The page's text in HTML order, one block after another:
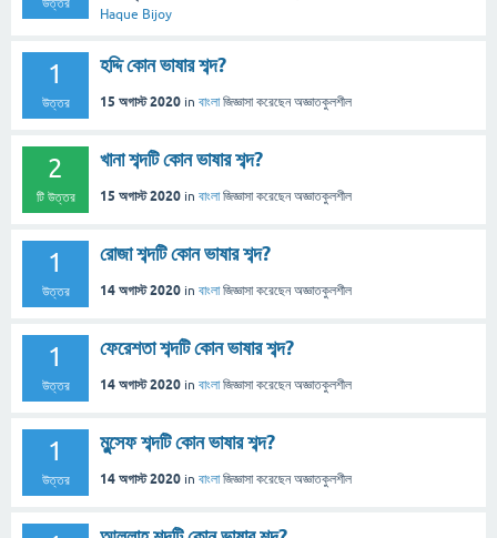
উত্তর
Haque Bijoy
1
উত্তর
হদ্দি কোন ভাষার শব্দ?
15 অগাস্ট 2020 in বাংলা জিজ্ঞাসা করেছেনঅজ্ঞাতকুলশীল
2
টি উত্তর
খানা শব্দটি কোন ভাষার শব্দ?
15 অগাস্ট 2020 in বাংলা জিজ্ঞাসা করেছেনঅজ্ঞাতকুলশীল
1
উত্তর
রোজা শব্দটি কোন ভাষার শব্দ?
14 অগাস্ট 2020 in বাংলা জিজ্ঞাসা করেছেনঅজ্ঞাতকুলশীল
1
উত্তর
ফেরেশতা শব্দটি কোন ভাষার শব্দ?
14 অগাস্ট 2020 in বাংলা জিজ্ঞাসা করেছেনঅজ্ঞাতকুলশীল
1
উত্তর
মুন্সেফ শব্দটি কোন ভাষার শব্দ?
14 অগাস্ট 2020 in বাংলা জিজ্ঞাসা করেছেনঅজ্ঞাতকুলশীল